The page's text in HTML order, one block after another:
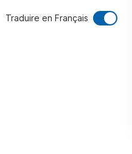
Traduire en Français